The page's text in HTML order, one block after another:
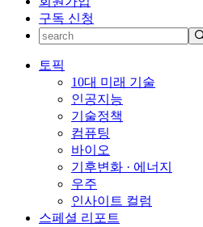
구독 신청
토픽
10대 미래 기술
인공지능
기술정책
컴퓨팅
바이오
기후변화 · 에너지
우주
인사이트 컬럼
스페셜 리포트